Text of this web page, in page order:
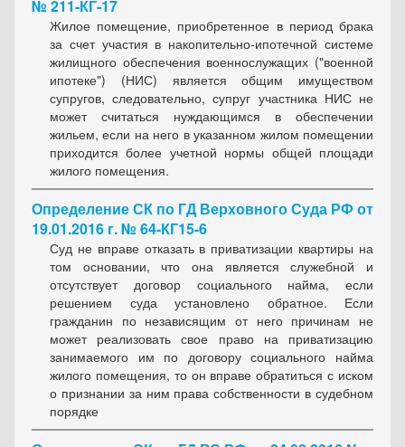
№ 211-КГ-17
Жилое помещение, приобретенное в период брака
за счет участия в накопительно-ипотечной системе
жилищного обеспечения военнослужащих ("военной
ипотеке") (НИС) является общим имуществом
супругов, следовательно, супруг участника НИС не
может считаться нуждающимся в обеспечении
жильем, если на него в указанном жилом помещении
приходится более учетной нормы общей площади
жилого помещения.
Определение СК по ГД Верховного Суда РФ от
19.01.2016 г. № 64-КГ15-6
Суд не вправе отказать в приватизации квартиры на
том основании, что она является служебной и
отсутствует договор социального найма, если
решением суда установлено обратное. Если
гражданин по независящим от него причинам не
может реализовать свое право на приватизацию
занимаемого им по договору социального найма
жилого помещения, то он вправе обратиться с иском
о признании за ним права собственности в судебном
порядке